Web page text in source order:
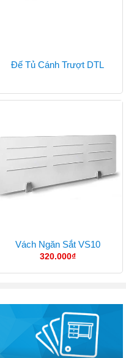
Đế Tủ Cánh Trượt DTL
Vách Ngăn Sắt VS10
320.000₫